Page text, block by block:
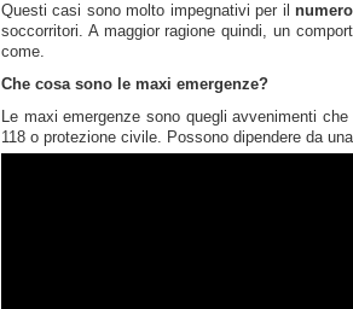
Questi casi sono molto impegnativi per il
soccorritori. A maggior ragione quindi, un
come.
Che cosa sono le maxi emergenze?
Le maxi emergenze sono quegli avvenimenti
118 o protezione civile. Possono dipendere da